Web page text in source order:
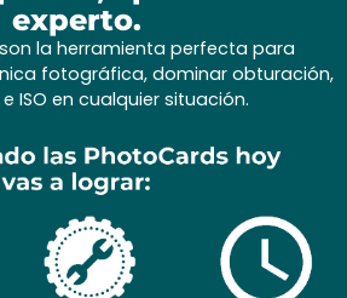
experto.
la herramienta perfecta para
fotográfica, dominar obturación,
ISO en cualquier situación.